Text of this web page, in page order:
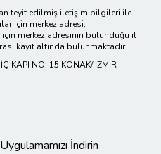
teyit edilmiş iletişim bilgileri ile
için merkez adresi;
için merkez adresinin bulunduğu il
kayıt altında bulunmaktadır.
KAPI NO: 15 KONAK/ İZMİR
İndirin